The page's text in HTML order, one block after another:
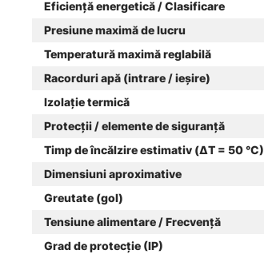
Eficiență energetică / Clasificare
Presiune maximă de lucru
Temperatură maximă reglabilă
Racorduri apă (intrare / ieșire)
Izolație termică
Protecții / elemente de siguranță
Timp de încălzire estimativ (ΔT = 50 °C)
Dimensiuni aproximative
Greutate (gol)
Tensiune alimentare / Frecvență
Grad de protecție (IP)